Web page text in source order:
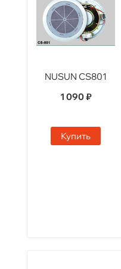
NUSUN CS801
1 090 ₽
Купить